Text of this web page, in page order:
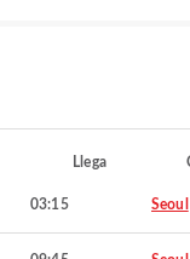
Llega
03:15 Seoul